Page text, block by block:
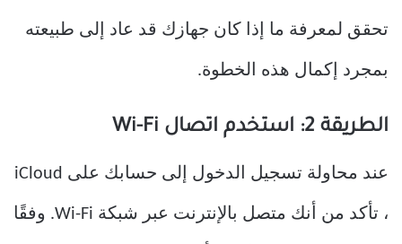
تحقق لمعرفة ما إذا كان جهازك قد عاد إلى طبيعته
بمجرد إكمال هذه الخطوة.
الطريقة 2: استخدم اتصال Wi-Fi
عند محاولة تسجيل الدخول إلى حسابك على iCloud
، تأكد من أنك متصل بالإنترنت عبر شبكة Wi-Fi. وفقًا